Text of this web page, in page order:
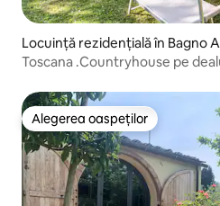
Locuință rezidențială în Bagno
Toscana .Countryhouse pe
Alegerea oaspeților
Alegerea oaspeților